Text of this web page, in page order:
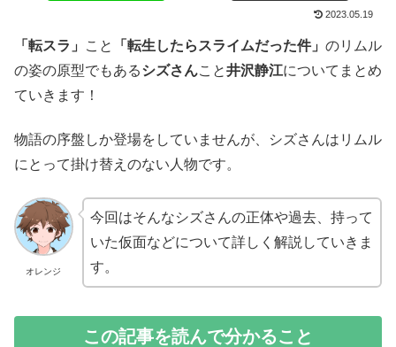
2023.05.19
「転スラ」 こと 「転生したらスライムだった件」 のリムル
の姿の原型でもあるシズさんこと井沢静江についてまとめ
ていきます！
物語の序盤しか登場をしていませんが、シズさんはリムル
にとって掛け替えのない人物です。
オレンジ
今回はそんなシズさんの正体や過去、持って
いた仮面などについて詳しく解説していきま
す。
この記事を読んで分かること